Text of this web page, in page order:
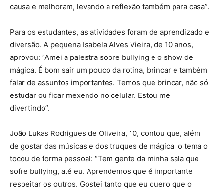
causa e melhoram, levando a reflexão também para casa”.
Para os estudantes, as atividades foram de aprendizado e
diversão. A pequena Isabela Alves Vieira, de 10 anos,
aprovou: “Amei a palestra sobre bullying e o show de
mágica. É bom sair um pouco da rotina, brincar e também
falar de assuntos importantes. Temos que brincar, não só
estudar ou ficar mexendo no celular. Estou me
divertindo”.
João Lukas Rodrigues de Oliveira, 10, contou que, além
de gostar das músicas e dos truques de mágica, o tema o
tocou de forma pessoal: “Tem gente da minha sala que
sofre bullying, até eu. Aprendemos que é importante
respeitar os outros. Gostei tanto que eu quero que o